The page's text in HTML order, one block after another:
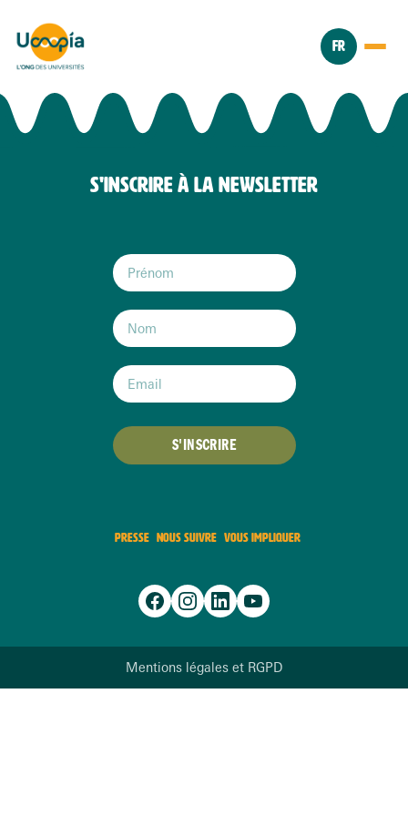
FR
S'INSCRIRE À LA NEWSLETTER
S'INSCRIRE
PRESSE NOUS SUIVRE VOUS IMPLIQUER
Mentions légales et RGPD